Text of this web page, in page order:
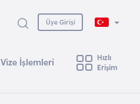
Üye Girişi
Vize İşlemleri
Hızlı
Erişim